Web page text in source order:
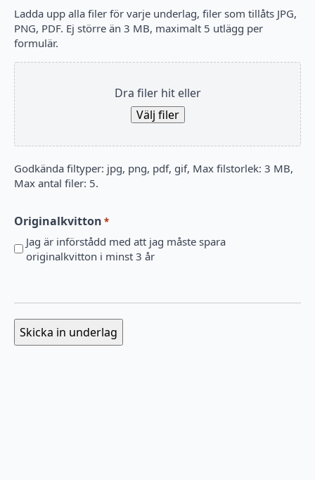
Ladda upp alla filer för varje underlag, filer som tillåts JPG,
PNG, PDF. Ej större än 3 MB, maximalt 5 utlägg per
formulär.
Dra filer hit eller
Välj filer
Godkända filtyper: jpg, png, pdf, gif, Max filstorlek: 3 MB,
Max antal filer: 5.
Originalkvitton *
Jag är införstådd med att jag måste spara
originalkvitton i minst 3 år